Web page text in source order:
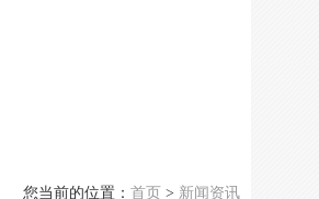
您当前的位置： 首页 > 新闻资讯